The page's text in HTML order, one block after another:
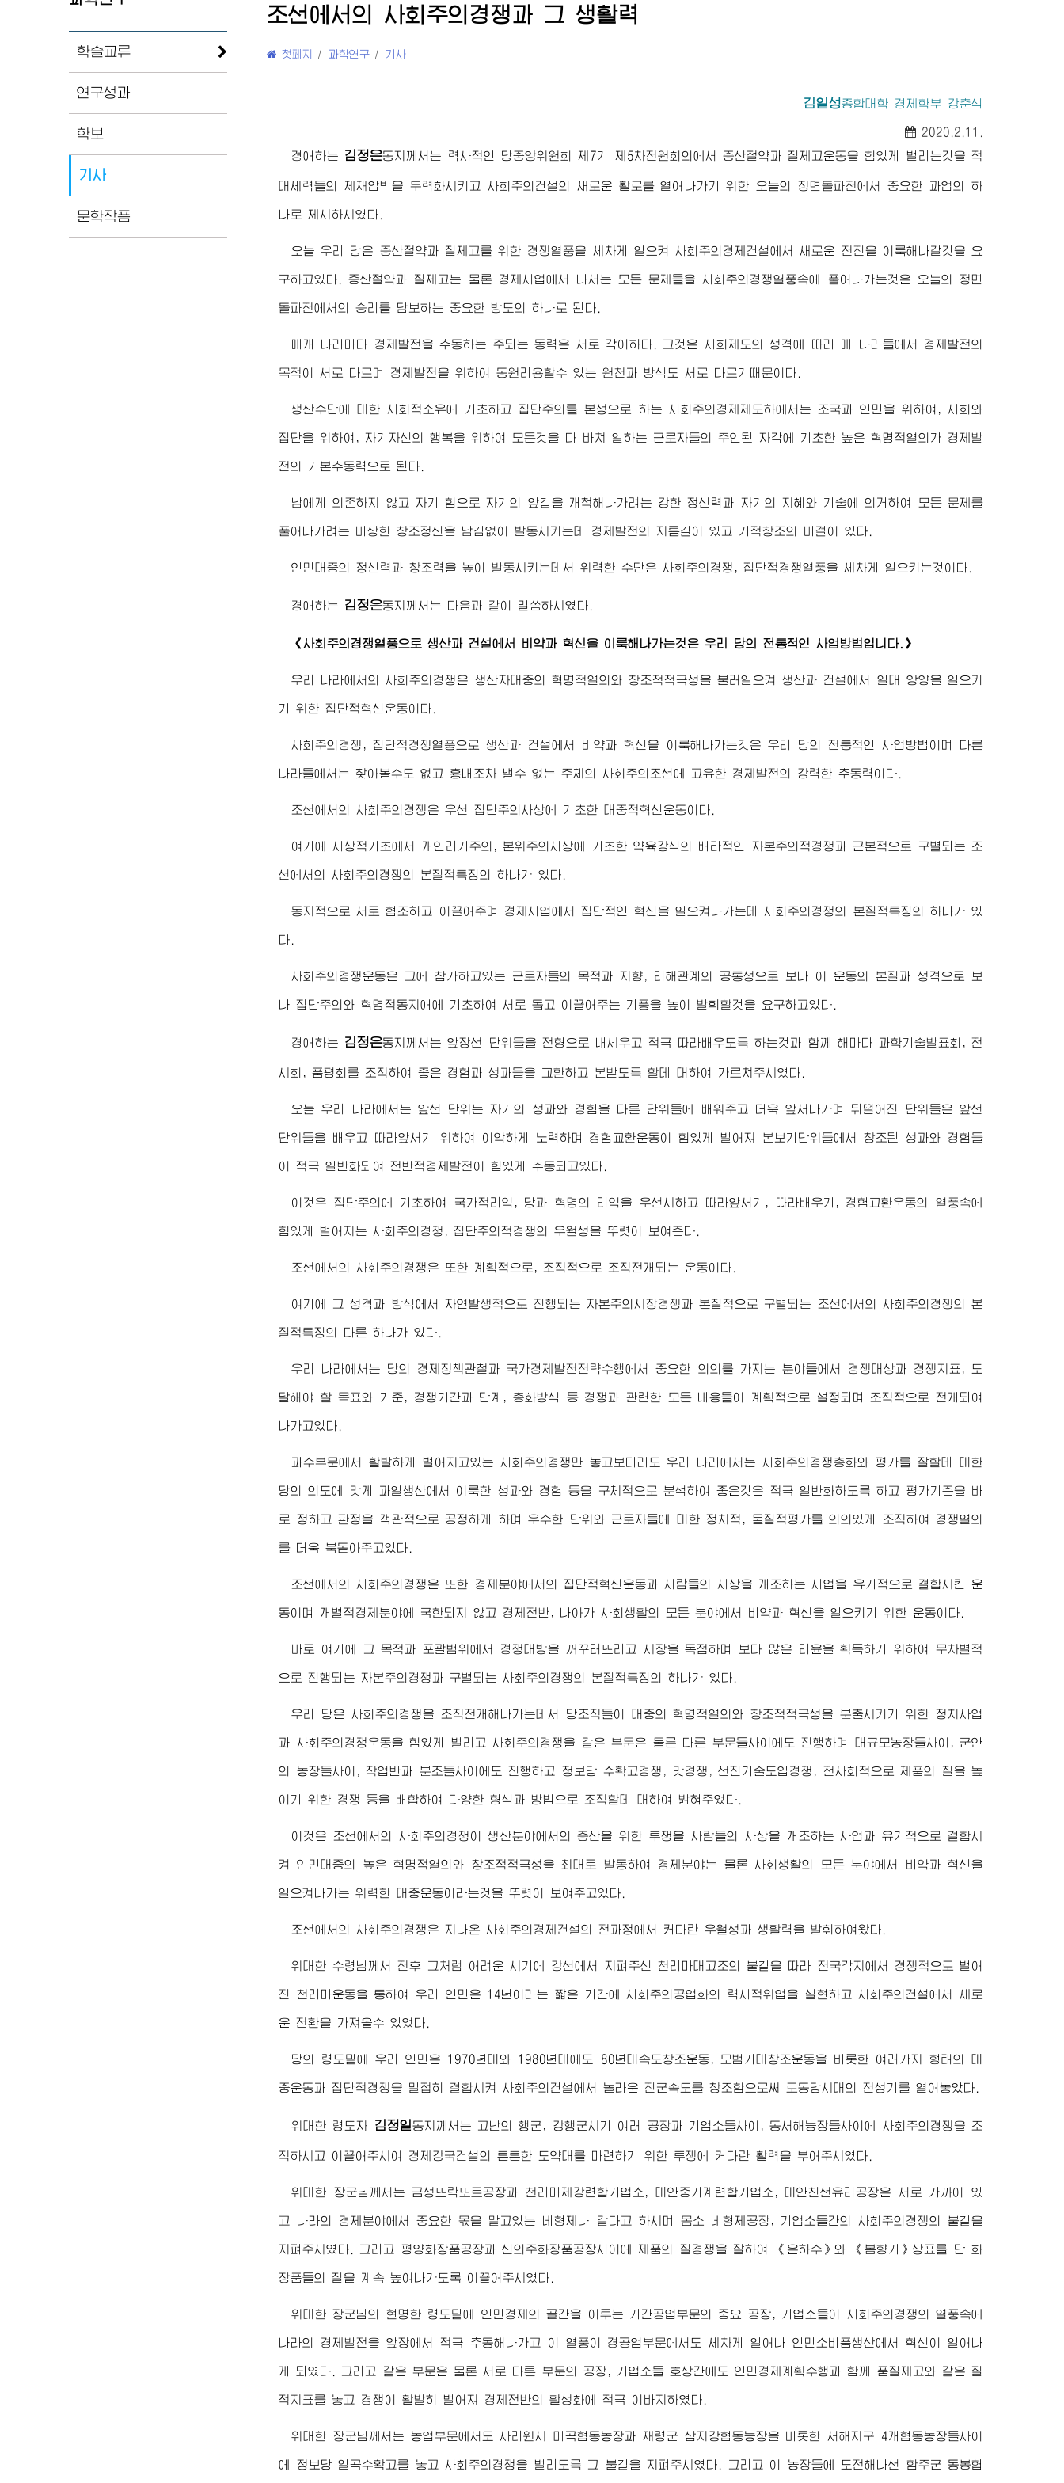
학술교류
연구성과
학보
기사
문학작품
조선에서의 사회주의경쟁과 그 생활력
첫페지 / 과학연구 / 기사
김일성종합대학 경제학부 강춘식
2020.2.11.
경애하는 김정은동지 께서는 력사적인 당중앙위원회 제7기 제5차전원회의에서 증산절약과 질제고운동을 힘있게 벌리는것을 적
대세력들의 제재압박을 무력화시키고 사회주의건설의 새로운 활로를 열어나가기 위한 오늘의 정면돌파전에서 중요한 과업의 하
나로 제시하시였다.
오늘 우리 당은 증산절약과 질제고를 위한 경쟁열풍을 세차게 일으켜 사회주의경제건설에서 새로운 전진을 이룩해나갈것을 요
구하고있다. 증산절약과 질제고는 물론 경제사업에서 나서는 모든 문제들을 사회주의경쟁열풍속에 풀어나가는것은 오늘의 정면
돌파전에서의 승리를 담보하는 중요한 방도의 하나로 된다.
매개 나라마다 경제발전을 추동하는 주되는 동력은 서로 각이하다. 그것은 사회제도의 성격에 따라 매 나라들에서 경제발전의
목적이 서로 다르며 경제발전을 위하여 동원리용할수 있는 원천과 방식도 서로 다르기때문이다.
생산수단에 대한 사회적소유에 기초하고 집단주의를 본성으로 하는 사회주의경제제도하에서는 조국과 인민을 위하여, 사회와
집단을 위하여, 자기자신의 행복을 위하여 모든것을 다 바쳐 일하는 근로자들의 주인된 자각에 기초한 높은 혁명적열의가 경제발
전의 기본추동력으로 된다.
남에게 의존하지 않고 자기 힘으로 자기의 앞길을 개척해나가려는 강한 정신력과 자기의 지혜와 기술에 의거하여 모든 문제를
풀어나가려는 비상한 창조정신을 남김없이 발동시키는데 경제발전의 지름길이 있고 기적창조의 비결이 있다.
인민대중의 정신력과 창조력을 높이 발동시키는데서 위력한 수단은 사회주의경쟁, 집단적경쟁열풍을 세차게 일으키는것이다.
경애하는 김정은동지 께서는 다음과 같이 말씀하시였다.
《사회주의경쟁열풍으로 생산과 건설에서 비약과 혁신을 이룩해나가는것은 우리 당의 전통적인 사업방법입니다.》
우리 나라에서의 사회주의경쟁은 생산자대중의 혁명적열의와 창조적적극성을 불러일으켜 생산과 건설에서 일대 앙양을 일으키
기 위한 집단적혁신운동이다.
사회주의경쟁, 집단적경쟁열풍으로 생산과 건설에서 비약과 혁신을 이룩해나가는것은 우리 당의 전통적인 사업방법이며 다른
나라들에서는 찾아볼수도 없고 흉내조차 낼수 없는 주체의 사회주의조선에 고유한 경제발전의 강력한 추동력이다.
조선에서의 사회주의경쟁은 우선 집단주의사상에 기초한 대중적혁신운동이다.
여기에 사상적기초에서 개인리기주의, 본위주의사상에 기초한 약육강식의 배타적인 자본주의적경쟁과 근본적으로 구별되는 조
선에서의 사회주의경쟁의 본질적특징의 하나가 있다.
동지적으로 서로 협조하고 이끌어주며 경제사업에서 집단적인 혁신을 일으켜나가는데 사회주의경쟁의 본질적특징의 하나가 있
다.
사회주의경쟁운동은 그에 참가하고있는 근로자들의 목적과 지향, 리해관계의 공통성으로 보나 이 운동의 본질과 성격으로 보
나 집단주의와 혁명적동지애에 기초하여 서로 돕고 이끌어주는 기풍을 높이 발휘할것을 요구하고있다.
경애하는 김정은동지 께서는 앞장선 단위들을 전형으로 내세우고 적극 따라배우도록 하는것과 함께 해마다 과학기술발표회, 전
시회, 품평회를 조직하여 좋은 경험과 성과들을 교환하고 본받도록 할데 대하여 가르쳐주시였다.
오늘 우리 나라에서는 앞선 단위는 자기의 성과와 경험을 다른 단위들에 배워주고 더욱 앞서나가며 뒤떨어진 단위들은 앞선
단위들을 배우고 따라앞서기 위하여 이악하게 노력하며 경험교환운동이 힘있게 벌어져 본보기단위들에서 창조된 성과와 경험들
이 적극 일반화되여 전반적경제발전이 힘있게 추동되고있다.
이것은 집단주의에 기초하여 국가적리익, 당과 혁명의 리익을 우선시하고 따라앞서기, 따라배우기, 경험교환운동의 열풍속에
힘있게 벌어지는 사회주의경쟁, 집단주의적경쟁의 우월성을 뚜렷이 보여준다.
조선에서의 사회주의경쟁은 또한 계획적으로, 조직적으로 조직전개되는 운동이다.
여기에 그 성격과 방식에서 자연발생적으로 진행되는 자본주의시장경쟁과 본질적으로 구별되는 조선에서의 사회주의경쟁의 본
질적특징의 다른 하나가 있다.
우리 나라에서는 당의 경제정책관철과 국가경제발전전략수행에서 중요한 의의를 가지는 분야들에서 경쟁대상과 경쟁지표, 도
달해야 할 목표와 기준, 경쟁기간과 단계, 총화방식 등 경쟁과 관련한 모든 내용들이 계획적으로 설정되며 조직적으로 전개되여
나가고있다.
과수부문에서 활발하게 벌어지고있는 사회주의경쟁만 놓고보더라도 우리 나라에서는 사회주의경쟁총화와 평가를 잘할데 대한
당의 의도에 맞게 과일생산에서 이룩한 성과와 경험 등을 구체적으로 분석하여 좋은것은 적극 일반화하도록 하고 평가기준을 바
로 정하고 판정을 객관적으로 공정하게 하며 우수한 단위와 근로자들에 대한 정치적, 물질적평가를 의의있게 조직하여 경쟁열의
를 더욱 북돋아주고있다.
조선에서의 사회주의경쟁은 또한 경제분야에서의 집단적혁신운동과 사람들의 사상을 개조하는 사업을 유기적으로 결합시킨 운
동이며 개별적경제분야에 국한되지 않고 경제전반, 나아가 사회생활의 모든 분야에서 비약과 혁신을 일으키기 위한 운동이다.
바로 여기에 그 목적과 포괄범위에서 경쟁대방을 꺼꾸러뜨리고 시장을 독점하며 보다 많은 리윤을 획득하기 위하여 무차별적
으로 진행되는 자본주의경쟁과 구별되는 사회주의경쟁의 본질적특징의 하나가 있다.
우리 당은 사회주의경쟁을 조직전개해나가는데서 당조직들이 대중의 혁명적열의와 창조적적극성을 분출시키기 위한 정치사업
과 사회주의경쟁운동을 힘있게 벌리고 사회주의경쟁을 같은 부문은 물론 다른 부문들사이에도 진행하며 대규모농장들사이, 군안
의 농장들사이, 작업반과 분조들사이에도 진행하고 정보당 수확고경쟁, 맛경쟁, 선진기술도입경쟁, 전사회적으로 제품의 질을 높
이기 위한 경쟁 등을 배합하여 다양한 형식과 방법으로 조직할데 대하여 밝혀주었다.
이것은 조선에서의 사회주의경쟁이 생산분야에서의 증산을 위한 투쟁을 사람들의 사상을 개조하는 사업과 유기적으로 결합시
켜 인민대중의 높은 혁명적열의와 창조적적극성을 최대로 발동하여 경제분야는 물론 사회생활의 모든 분야에서 비약과 혁신을
일으켜나가는 위력한 대중운동이라는것을 뚜렷이 보여주고있다.
조선에서의 사회주의경쟁은 지나온 사회주의경제건설의 전과정에서 커다란 우월성과 생활력을 발휘하여왔다.
위대한 수령님께서 전후 그처럼 어려운 시기에 강선에서 지펴주신 천리마대고조의 불길을 따라 전국각지에서 경쟁적으로 벌어
진 천리마운동을 통하여 우리 인민은 14년이라는 짧은 기간에 사회주의공업화의 력사적위업을 실현하고 사회주의건설에서 새로
운 전환을 가져올수 있었다.
당의 령도밑에 우리 인민은 1970년대와 1980년대에도 80년대속도창조운동, 모범기대창조운동을 비롯한 여러가지 형태의 대
중운동과 집단적경쟁을 밀접히 결합시켜 사회주의건설에서 놀라운 진군속도를 창조함으로써 로동당시대의 전성기를 열어놓았다.
위대한 령도자 김정일동지 께서는 고난의 행군, 강행군시기 여러 공장과 기업소들사이, 동서해농장들사이에 사회주의경쟁을 조
직하시고 이끌어주시여 경제강국건설의 튼튼한 도약대를 마련하기 위한 투쟁에 커다란 활력을 부어주시였다.
위대한 장군님께서 는 금성뜨락또르공장과 천리마제강련합기업소, 대안중기계련합기업소, 대안친선유리공장은 서로 가까이 있
고 나라의 경제분야에서 중요한 몫을 맡고있는 네형제나 같다고 하시며 몸소 네형제공장, 기업소들간의 사회주의경쟁의 불길을
지펴주시였다. 그리고 평양화장품공장과 신의주화장품공장사이에 제품의 질경쟁을 잘하여 《은하수》와 《봄향기》상표를 단 화
장품들의 질을 계속 높여나가도록 이끌어주시였다.
위대한 장군님의 현명한 령도밑에 인민경제의 골간을 이루는 기간공업부문의 중요 공장, 기업소들이 사회주의경쟁의 열풍속에
나라의 경제발전을 앞장에서 적극 추동해나가고 이 열풍이 경공업부문에서도 세차게 일어나 인민소비품생산에서 혁신이 일어나
게 되였다. 그리고 같은 부문은 물론 서로 다른 부문의 공장, 기업소들 호상간에도 인민경제계획수행과 함께 품질제고와 같은 질
적지표를 놓고 경쟁이 활발히 벌어져 경제전반의 활성화에 적극 이바지하였다.
위대한 장군님께서 는 농업부문에서도 사리원시 미곡협동농장과 재령군 삼지강협동농장을 비롯한 서해지구 4개협동농장들사이
에 정보당 알곡수확고를 놓고 사회주의경쟁을 벌리도록 그 불길을 지펴주시였다. 그리고 이 농장들에 도전해나선 함주군 동봉협